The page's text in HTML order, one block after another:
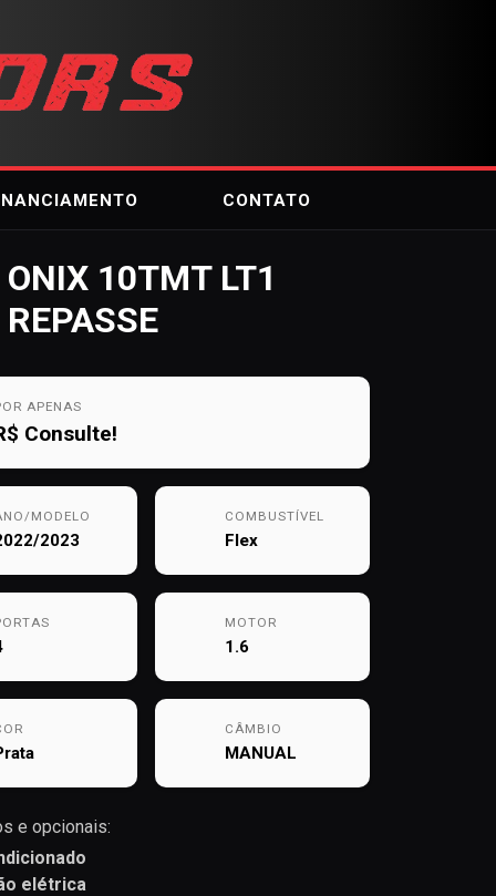
CONTATO
ONIX 10TMT LT1
REPASSE
APENAS
Consulte!
MODELO
2023
COMBUSTÍVEL
Flex
MOTOR
1.6
CÂMBIO
MANUAL
e opcionais:
elétrica